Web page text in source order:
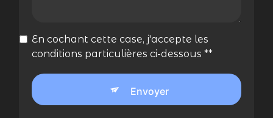
En cochant cette case, j'accepte les
conditions particulières ci-dessous **
Envoyer